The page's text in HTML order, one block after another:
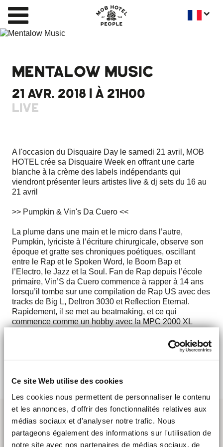
Ce site Web utilise des cookies
Les cookies nous permettent de personnaliser le contenu
et les annonces, d'offrir des fonctionnalités relatives aux
médias sociaux et d'analyser notre trafic. Nous
partageons également des informations sur l'utilisation de
notre site avec nos partenaires de médias sociaux, de
MENTALOW MUSIC
21 AVR. 2018 | À 21H00
LIVE
A l'occasion du Disquaire Day le samedi 21 avril, MOB
HOTEL crée sa Disquaire Week en offrant une carte
blanche à la crème des labels indépendants qui
viendront présenter leurs artistes live & dj sets du 16 au
21 avril
>> Pumpkin & Vin's Da Cuero <<
La plume dans une main et le micro dans l’autre,
Pumpkin, lyriciste à l’écriture chirurgicale, observe son
époque et gratte ses chroniques poétiques, oscillant
entre le Rap et le Spoken Word, le Boom Bap et
l’Electro, le Jazz et la Soul. Fan de Rap depuis l’école
primaire, Vin’S da Cuero commence à rapper à 14 ans
lorsqu’il tombe sur une compilation de Rap US avec des
tracks de Big L, Deltron 3030 et Reflection Eternal.
Rapidement, il se met au beatmaking, et ce qui
commence comme un hobby avec la MPC 2000 XL
> Découvrir